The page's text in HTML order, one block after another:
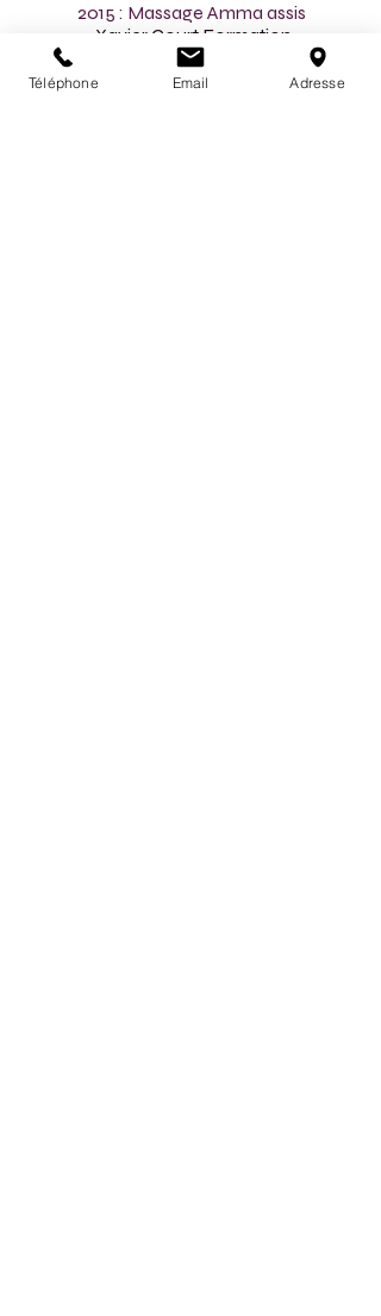
2015 : Massage Amma assis
Xavier Court Formation
2016: Cursurs d'un an et demi Massage
Téléphone Email Adresse